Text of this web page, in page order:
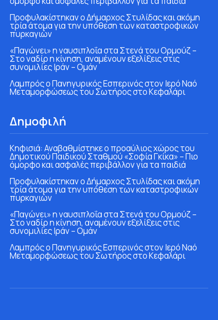
Προφυλακίστηκαν ο Δήμαρχος Στυλίδας και ακόμη
τρία άτομα για την υπόθεση των καταστροφικών
πυρκαγιών
«Παγώνει» η ναυσιπλοΐα στα Στενά του Ορμούζ –
Στο ναδίρ η κίνηση, αναμένουν εξελίξεις στις
συνομιλίες Ιράν – Ομάν
Λαμπρός ο Πανηγυρικός Εσπερινός στον Ιερό Ναό
Μεταμορφώσεως του Σωτήρος στο Κεφαλάρι
Δημοφιλή
Κηφισιά: Αναβαθμίστηκε ο προαύλιος χώρος του
Δημοτικού Παιδικού Σταθμού «Σοφία Γκίκα» – Πιο
όμορφο και ασφαλές περιβάλλον για τα παιδιά
Προφυλακίστηκαν ο Δήμαρχος Στυλίδας και ακόμη
τρία άτομα για την υπόθεση των καταστροφικών
πυρκαγιών
«Παγώνει» η ναυσιπλοΐα στα Στενά του Ορμούζ –
Στο ναδίρ η κίνηση, αναμένουν εξελίξεις στις
συνομιλίες Ιράν – Ομάν
Λαμπρός ο Πανηγυρικός Εσπερινός στον Ιερό Ναό
Μεταμορφώσεως του Σωτήρος στο Κεφαλάρι